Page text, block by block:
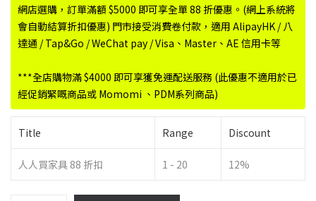
網店選購，訂單滿額 $5000 即可享全單 88 折優惠。(網上系統將
會自動結算折扣優惠) 門市接受消費卷付款，適用 AlipayHK / 八
達通 / Tap&Go / WeChat pay / Visa、Master、AE 信用卡等
***全店購物滿 $4000 即可享獲免運配送服務 (此優惠不適用於已
經促銷緊嘅商品或 Momomi 、PDM系列商品)
Title Range Discount
人人買家具 88 折扣 1 - 20 12%